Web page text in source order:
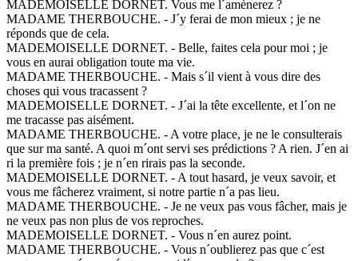
MADEMOISELLE DORNET. Vous me l´amènerez ?
MADAME THERBOUCHE. - J´y ferai de mon mieux ; je ne
réponds que de cela.
MADEMOISELLE DORNET. - Belle, faites cela pour moi ; je
vous en aurai obligation toute ma vie.
MADAME THERBOUCHE. - Mais s´il vient à vous dire des
choses qui vous tracassent ?
MADEMOISELLE DORNET. - J´ai la tête excellente, et l´on ne
me tracasse pas aisément.
MADAME THERBOUCHE. - A votre place, je ne le consulterais
que sur ma santé. A quoi m´ont servi ses prédictions ? A rien. J´en ai
ri la première fois ; je n´en rirais pas la seconde.
MADEMOISELLE DORNET. - A tout hasard, je veux savoir, et
vous me fâcherez vraiment, si notre partie n´a pas lieu.
MADAME THERBOUCHE. - Je ne veux pas vous fâcher, mais je
ne veux pas non plus de vos reproches.
MADEMOISELLE DORNET. - Vous n´en aurez point.
MADAME THERBOUCHE. - Vous n´oublierez pas que c´est